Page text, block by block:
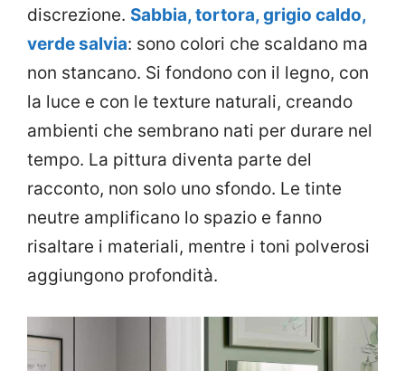
discrezione. Sabbia, tortora, grigio caldo,
verde salvia: sono colori che scaldano ma
non stancano. Si fondono con il legno, con
la luce e con le texture naturali, creando
ambienti che sembrano nati per durare nel
tempo. La pittura diventa parte del
racconto, non solo uno sfondo. Le tinte
neutre amplificano lo spazio e fanno
risaltare i materiali, mentre i toni polverosi
aggiungono profondità.